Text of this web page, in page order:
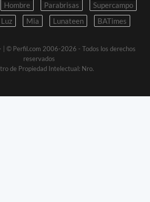
Hombre Parabrisas
Supercampo
Luz Mia Lunateen BATimes
| © Perfil.com 2006-2026 - Todos los derechos
reservados
de Propiedad Intelectual: Nro.